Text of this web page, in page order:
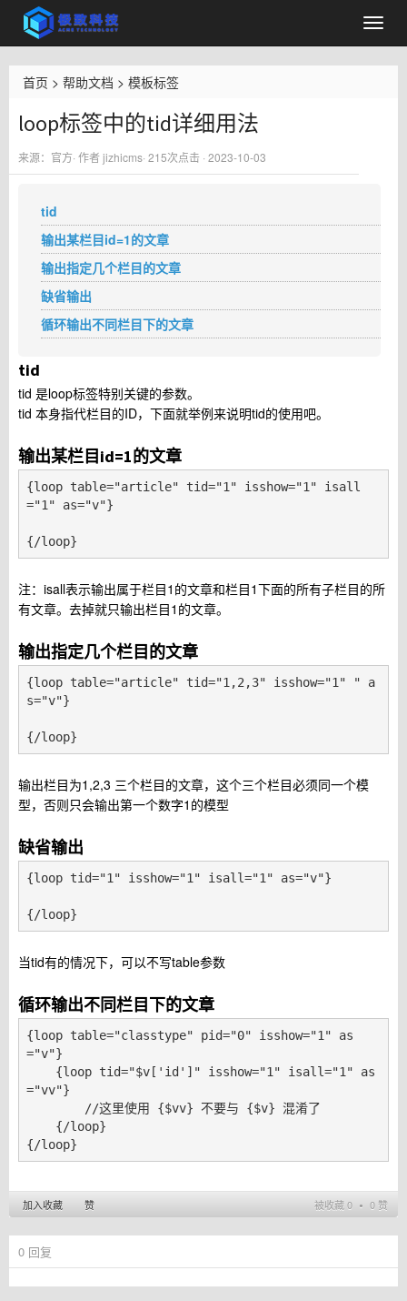
首页 > 帮助文档 > 模板标签
loop标签中的tid详细用法
来源：官方· 作者 jizhicms· 215次点击 · 2023-10-03
tid
输出某栏目id=1的文章
输出指定几个栏目的文章
缺省输出
循环输出不同栏目下的文章
tid
tid 是loop标签特别关键的参数。
tid 本身指代栏目的ID，下面就举例来说明tid的使用吧。
输出某栏目id=1的文章
{loop table="article" tid="1" isshow="1" isall
="1" as="v"}
{/loop}
注：isall表示输出属于栏目1的文章和栏目1下面的所有子栏目的所
有文章。去掉就只输出栏目1的文章。
输出指定几个栏目的文章
{loop table="article" tid="1,2,3" isshow="1" " a
s="v"}
{/loop}
输出栏目为1,2,3 三个栏目的文章，这个三个栏目必须同一个模
型，否则只会输出第一个数字1的模型
缺省输出
{loop tid="1" isshow="1" isall="1" as="v"}
{/loop}
当tid有的情况下，可以不写table参数
循环输出不同栏目下的文章
{loop table="classtype" pid="0" isshow="1" as
="v"}
{loop tid="$v['id']" isshow="1" isall="1" as
="vv"}
//这里使用 {$vv} 不要与 {$v} 混淆了
{/loop}
{/loop}
被收藏 0 ∙ 0 赞
加入收藏 赞
0 回复